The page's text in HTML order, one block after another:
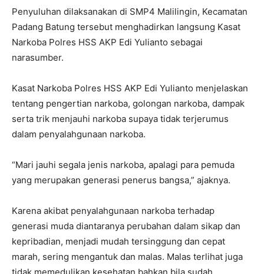
Penyuluhan dilaksanakan di SMP4 Malilingin, Kecamatan
Padang Batung tersebut menghadirkan langsung Kasat
Narkoba Polres HSS AKP Edi Yulianto sebagai
narasumber.
Kasat Narkoba Polres HSS AKP Edi Yulianto menjelaskan
tentang pengertian narkoba, golongan narkoba, dampak
serta trik menjauhi narkoba supaya tidak terjerumus
dalam penyalahgunaan narkoba.
“Mari jauhi segala jenis narkoba, apalagi para pemuda
yang merupakan generasi penerus bangsa,” ajaknya.
Karena akibat penyalahgunaan narkoba terhadap
generasi muda diantaranya perubahan dalam sikap dan
kepribadian, menjadi mudah tersinggung dan cepat
marah, sering mengantuk dan malas. Malas terlihat juga